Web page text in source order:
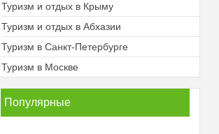
Туризм и отдых в Крыму
Туризм и отдых в Абхазии
Туризм в Санкт-Петербурге
Туризм в Москве
Популярные